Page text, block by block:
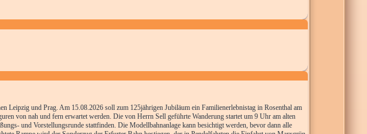
Leipzig und Prag. Am 15.08.2026 soll zum 125jährigen Jubiläum ein Familienerlebnistag in Rosenthal am
von nah und fern erwartet werden. Die von Herrn Sell geführte Wanderung startet um 9 Uhr am alten
und Vorstellungsrunde stattfinden. Die Modellbahnanlage kann besichtigt werden, bevor dann alle